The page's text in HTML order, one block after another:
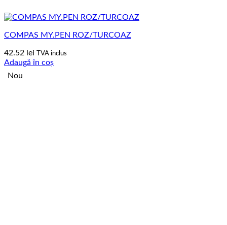
COMPAS MY.PEN ROZ/TURCOAZ
42.52 lei TVA inclus
Adaugă în coș
Nou